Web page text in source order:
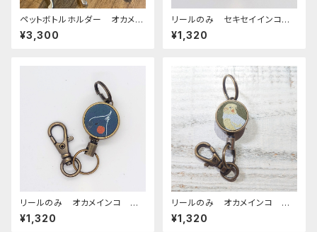
ペットボトルホルダー オカメイ
ンコ シナモンパール 栃木レ
ザー ぽわんシリーズ
¥3,300
リールのみ セキセイインコ
レインボー ブラウン せきせ
いいんこ
¥1,320
リールのみ オカメインコ 横
顔 モノトーン ネイビー お
かめいんこ
¥1,320
リールのみ オカメインコ ル
チノー グリーン おかめいん
こ
¥1,320